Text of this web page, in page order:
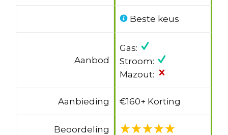
Beste keus
Aanbod
Gas:
Stroom:
Mazout:
Aanbieding €160+ Korting
Beoordeling